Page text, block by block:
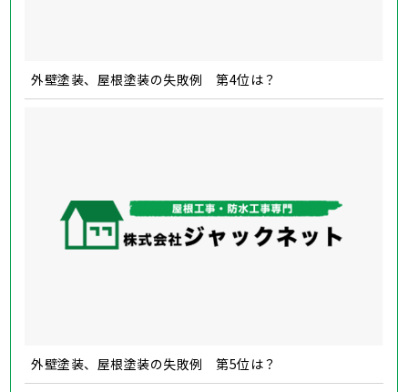
外壁塗装、屋根塗装の失敗例 第4位は？
外壁塗装、屋根塗装の失敗例 第5位は？